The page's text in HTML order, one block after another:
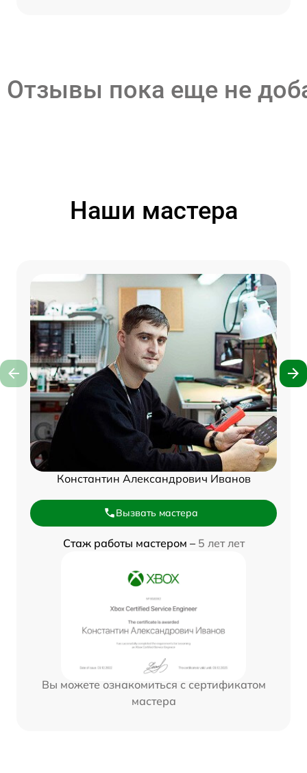
Отзывы пока еще не
Наши мастера
Константин Александрович Иванов
Вызвать мастера
Стаж работы мастером – 5 лет лет
Вы можете ознакомиться с сертификатом
мастера